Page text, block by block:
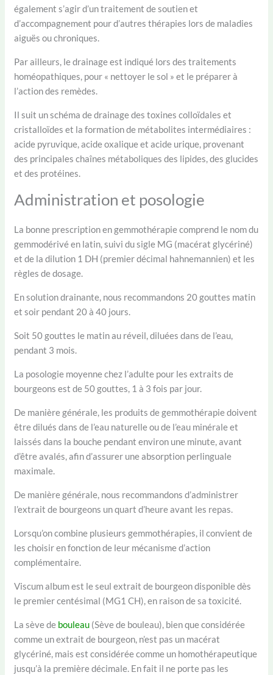
également s’agir d’un traitement de soutien et
d’accompagnement pour d’autres thérapies lors de maladies
aiguës ou chroniques.
Par ailleurs, le drainage est indiqué lors des traitements
homéopathiques, pour « nettoyer le sol » et le préparer à
l’action des remèdes.
Il suit un schéma de drainage des toxines colloïdales et
cristalloïdes et la formation de métabolites intermédiaires :
acide pyruvique, acide oxalique et acide urique, provenant
des principales chaînes métaboliques des lipides, des glucides
et des protéines.
Administration et posologie
La bonne prescription en gemmothérapie comprend le nom du
gemmodérivé en latin, suivi du sigle MG (macérat glycériné)
et de la dilution 1 DH (premier décimal hahnemannien) et les
règles de dosage.
En solution drainante, nous recommandons 20 gouttes matin
et soir pendant 20 à 40 jours.
Soit 50 gouttes le matin au réveil, diluées dans de l’eau,
pendant 3 mois.
La posologie moyenne chez l’adulte pour les extraits de
bourgeons est de 50 gouttes, 1 à 3 fois par jour.
De manière générale, les produits de gemmothérapie doivent
être dilués dans de l’eau naturelle ou de l’eau minérale et
laissés dans la bouche pendant environ une minute, avant
d’être avalés, afin d’assurer une absorption perlinguale
maximale.
De manière générale, nous recommandons d’administrer
l’extrait de bourgeons un quart d’heure avant les repas.
Lorsqu’on combine plusieurs gemmothérapies, il convient de
les choisir en fonction de leur mécanisme d’action
complémentaire.
Viscum album est le seul extrait de bourgeon disponible dès
le premier centésimal (MG1 CH), en raison de sa toxicité.
La sève de bouleau (Sève de bouleau), bien que considérée
comme un extrait de bourgeon, n’est pas un macérat
glycériné, mais est considérée comme un homothérapeutique
jusqu’à la première décimale. En fait il ne porte pas les